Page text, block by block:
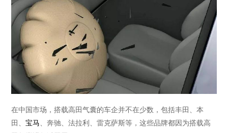
在中国市场，搭载高田气囊的车企并不在少数，包括丰田、本
田、宝马、奔驰、法拉利、雷克萨斯等，这些品牌都因为搭载高